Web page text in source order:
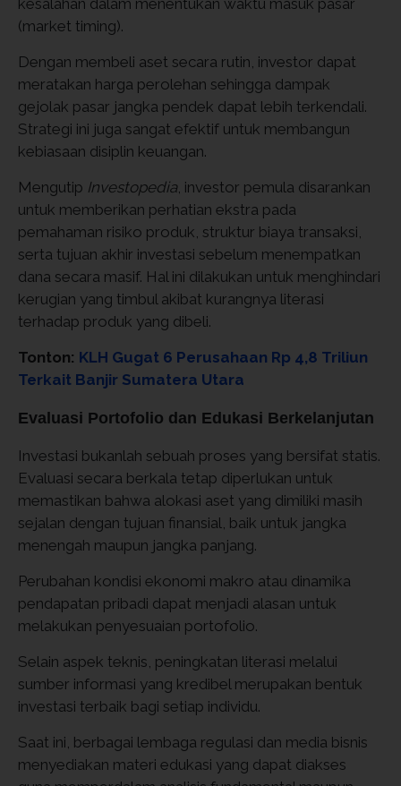
kesalahan dalam menentukan waktu masuk pasar
(market timing).
Dengan membeli aset secara rutin, investor dapat
meratakan harga perolehan sehingga dampak
gejolak pasar jangka pendek dapat lebih terkendali.
Strategi ini juga sangat efektif untuk membangun
kebiasaan disiplin keuangan.
Mengutip Investopedia, investor pemula disarankan
untuk memberikan perhatian ekstra pada
pemahaman risiko produk, struktur biaya transaksi,
serta tujuan akhir investasi sebelum menempatkan
dana secara masif. Hal ini dilakukan untuk menghindari
kerugian yang timbul akibat kurangnya literasi
terhadap produk yang dibeli.
Tonton: KLH Gugat 6 Perusahaan Rp 4,8 Triliun
Terkait Banjir Sumatera Utara
Evaluasi Portofolio dan Edukasi Berkelanjutan
Investasi bukanlah sebuah proses yang bersifat statis.
Evaluasi secara berkala tetap diperlukan untuk
memastikan bahwa alokasi aset yang dimiliki masih
sejalan dengan tujuan finansial, baik untuk jangka
menengah maupun jangka panjang.
Perubahan kondisi ekonomi makro atau dinamika
pendapatan pribadi dapat menjadi alasan untuk
melakukan penyesuaian portofolio.
Selain aspek teknis, peningkatan literasi melalui
sumber informasi yang kredibel merupakan bentuk
investasi terbaik bagi setiap individu.
Saat ini, berbagai lembaga regulasi dan media bisnis
menyediakan materi edukasi yang dapat diakses